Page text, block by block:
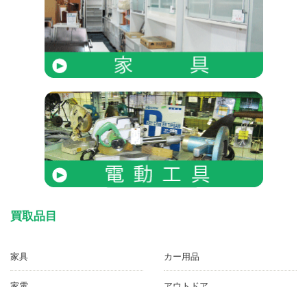
買取品目
家具 カー用品